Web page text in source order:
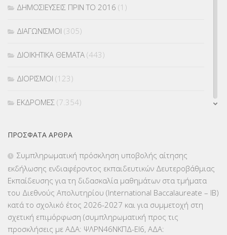
ΔΗΜΟΣΙΕΥΣΕΙΣ ΠΡΙΝ ΤΟ 2016 (1)
ΔΙΑΓΩΝΙΣΜΟΙ (305)
ΔΙΟΙΚΗΤΙΚΑ ΘΕΜΑΤΑ (443)
ΔΙΟΡΙΣΜΟΙ (123)
ΕΚΔΡΟΜΕΣ (7.354)
ΕΠΙΜΟΡΦΩΣΗ Τ.Π.Ε.(10)
ΕΥΡΩΠΑΪΚΑ ΠΡΟΓΡΑΜΜΑΤΑ(230)
ΚΕΣΥ (60)
ΠΡΌΣΦΑΤΑ ΆΡΘΡΑ
Συμπληρωματική πρόσκληση υποβολής αίτησης
εκδήλωσης ενδιαφέροντος εκπαιδευτικών Δευτεροβάθμιας
Εκπαίδευσης για τη διδασκαλία μαθημάτων στα τμήματα
του Διεθνούς Απολυτηρίου (International Baccalaureate – IB)
κατά το σχολικό έτος 2026-2027 και για συμμετοχή στη
σχετική επιμόρφωση (συμπληρωματική προς τις
προσκλήσεις με ΑΔΑ: ΨΛΡΝ46ΝΚΠΔ-ΕΙ6, ΑΔΑ: